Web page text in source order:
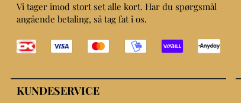
Vi tager imod stort set alle kort. Har du spørgsmål
angående betaling, så tag fat i os.
KUNDESERVICE